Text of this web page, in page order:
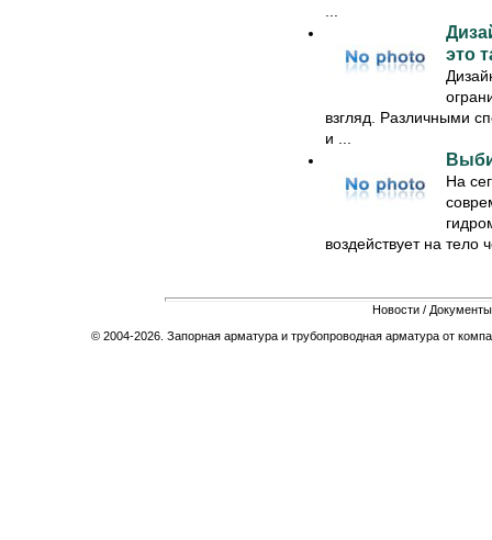
это
взгляд. Различными
и ...
На
воздействует на тело
Новости / Документы
© 2004-2026. Запорная арматура и трубопроводная арматура от